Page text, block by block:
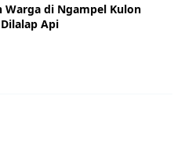
Warga di Ngampel Kulon
Api